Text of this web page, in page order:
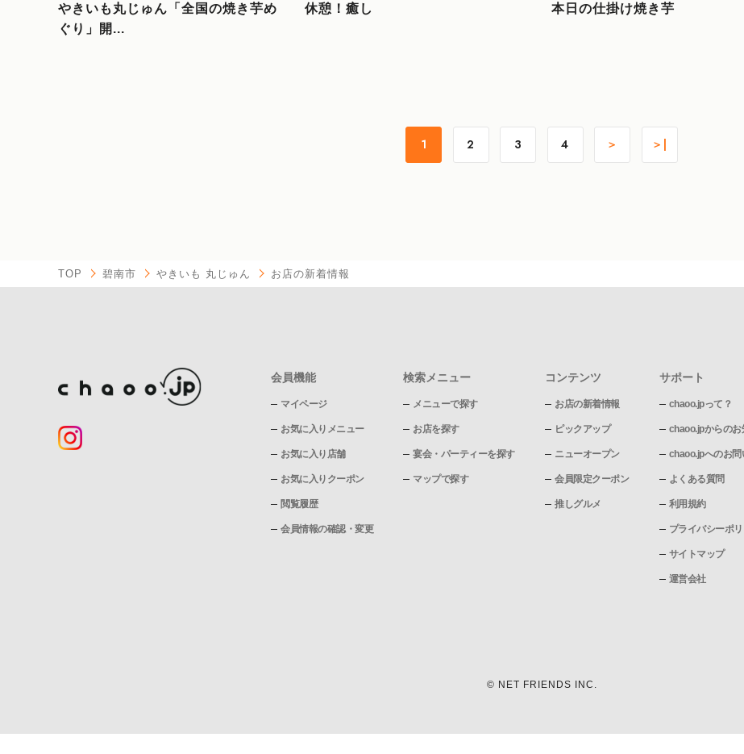
やきいも丸じゅん「全国の焼き芋め
ぐり」開...
休憩！癒し 本日の仕掛け焼き芋
1 2 3 4 ＞ ＞|
TOP 碧南市 やきいも 丸じゅん お店の新着情報
会員機能
マイページ
お気に入りメニュー
お気に入り店舗
お気に入りクーポン
閲覧履歴
会員情報の確認・変更
検索メニュー
メニューで探す
お店を探す
宴会・パーティーを探す
マップで探す
コンテンツ
お店の新着情報
ピックアップ
ニューオープン
会員限定クーポン
推しグルメ
サポート
chaoo.jpって？
chaoo.jpからのお
chaoo.jpへのお問
よくある質問
利用規約
プライバシーポ
サイトマップ
運営会社
© NET FRIENDS INC.